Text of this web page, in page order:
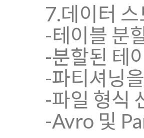
7.데이터
-테이블 분
-분할된 테
-파티셔닝
-파일 형식
-Avro 및